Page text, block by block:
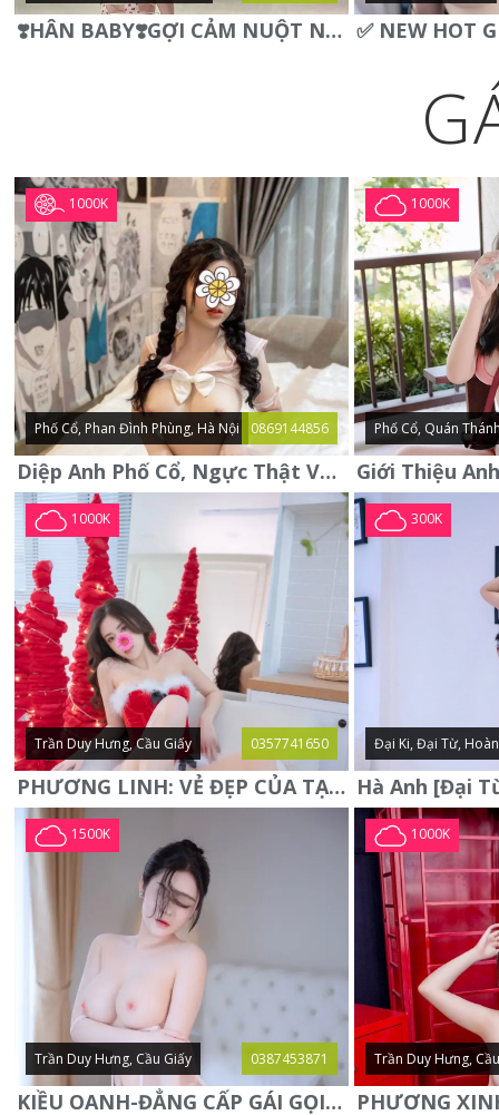
❣️HÂN BABY❣️GỢI CẢM NUỘT NÀ DÁNG SON XINH XINH QUYẾN RŨ
1000K
Phố Cổ, Phan Đình Phùng, Hà Nội 0869144856
Diệp Anh Phố Cổ, Ngực Thật Vú To Thơm Tho Quyến Rũ
1000K
Phố Cổ, Quán
1000K
Trần Duy Hưng, Cầu Giấy 0357741650
PHƯƠNG LINH: VẺ ĐẸP CỦA TẠO HÓA, XINH ĐẸP, SEXY, QUYỄN RŨ
300K
Đại Ki, Đại Từ,
1500K
Trần Duy Hưng, Cầu Giấy 0387453871
KIỀU OANH-ĐẲNG CẤP GÁI GỌI XINH SANG-NGOAN NGOÃN
1000K
Trần Duy Hưng,